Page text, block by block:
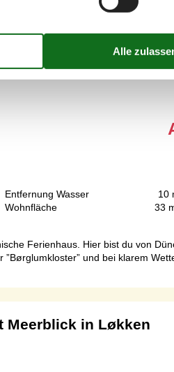
Dünen von Løkken
Entfernung Wasser
10
Wohnfläche
33
Ferienhaus. Hier bist du von
und bei klarem
Meerblick in Løkken